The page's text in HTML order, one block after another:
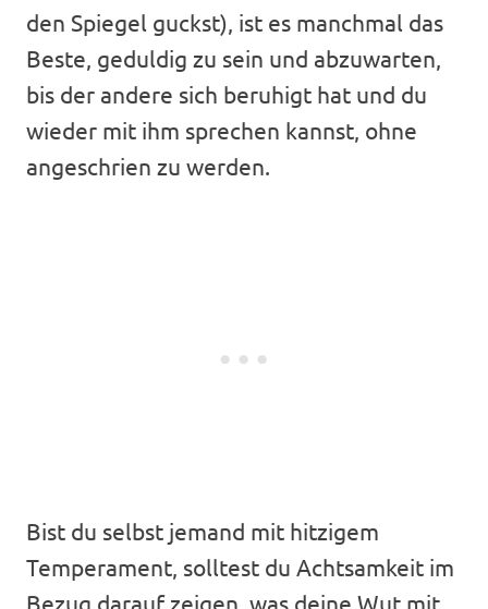
den Spiegel guckst), ist es manchmal das
Beste, geduldig zu sein und abzuwarten,
bis der andere sich beruhigt hat und du
wieder mit ihm sprechen kannst, ohne
angeschrien zu werden.
Bist du selbst jemand mit hitzigem
Temperament, solltest du Achtsamkeit im
Bezug darauf zeigen, was deine Wut mit